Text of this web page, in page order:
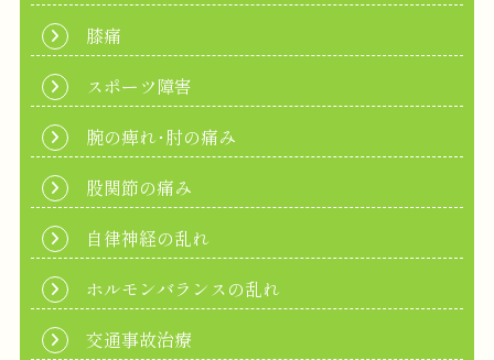
膝痛
スポーツ障害
腕の痺れ･肘の痛み
股関節の痛み
自律神経の乱れ
ホルモンバランスの乱れ
交通事故治療